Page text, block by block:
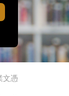
文憑